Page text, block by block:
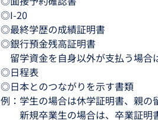
◎I-20
◎最終学歴の成績証明書
◎銀行預金残高証明書
留学資金を自身以外が支払う場合
◎日程表
◎日本とのつながりを示す書類
例：学生の場合は休学証明書、親の
新規卒業生の場合は、卒業証明